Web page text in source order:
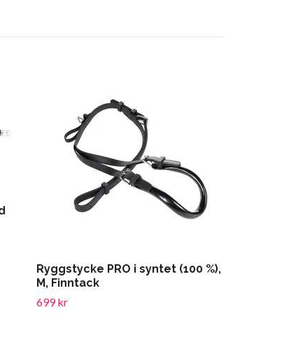
Ryggstycke PRO i syntet (100 %),
M, Finntack
699 kr